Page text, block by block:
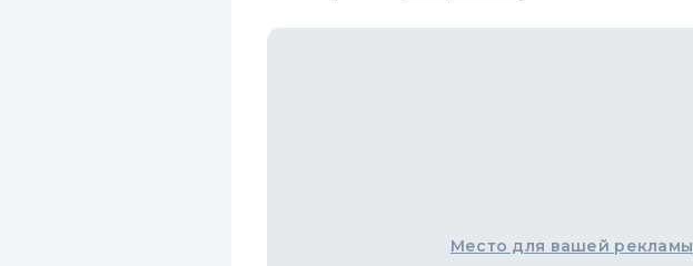
Место для вашей рекламы